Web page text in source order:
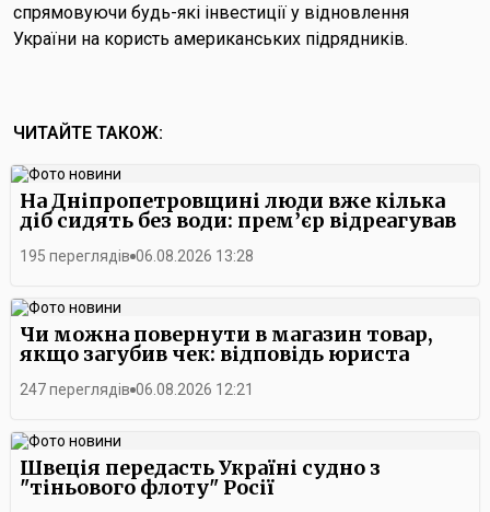
спрямовуючи будь-які інвестиції у відновлення
України на користь американських підрядників.
ЧИТАЙТЕ ТАКОЖ:
На Дніпропетровщині люди вже кілька
діб сидять без води: прем’єр відреагував
195 переглядів 06.08.2026 13:28
Чи можна повернути в магазин товар,
якщо загубив чек: відповідь юриста
247 переглядів 06.08.2026 12:21
Швеція передасть Україні судно з
"тіньового флоту" Росії